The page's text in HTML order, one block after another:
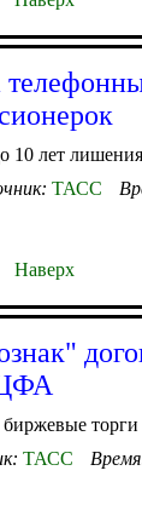
10 лет
ТАСС
Наверх
биржевые
ТАСС